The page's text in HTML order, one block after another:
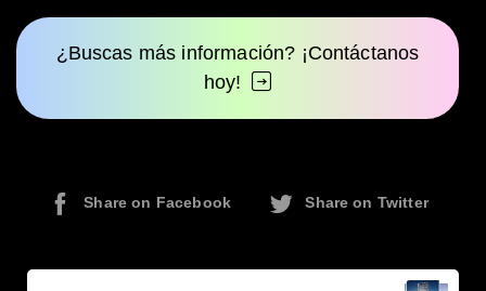
¿Buscas más información? ¡Contáctanos
hoy!
Share on Facebook Share on Twitter
Continue